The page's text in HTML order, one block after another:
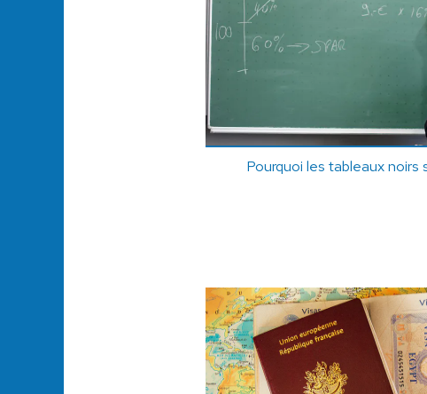
Pourquoi les tableaux noirs